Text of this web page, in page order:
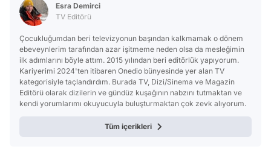
Esra Demirci
TV Editörü
Çocukluğumdan beri televizyonun başından kalkmamak o dönem
ebeveynlerim tarafından azar işitmeme neden olsa da mesleğimin
ilk adımlarını böyle attım. 2015 yılından beri editörlük yapıyorum.
Kariyerimi 2024'ten itibaren Onedio bünyesinde yer alan TV
kategorisiyle taçlandırdım. Burada TV, Dizi/Sinema ve Magazin
Editörü olarak dizilerin ve gündüz kuşağının nabzını tutmaktan ve
kendi yorumlarımı okuyucuyla buluşturmaktan çok zevk alıyorum.
Tüm içerikleri